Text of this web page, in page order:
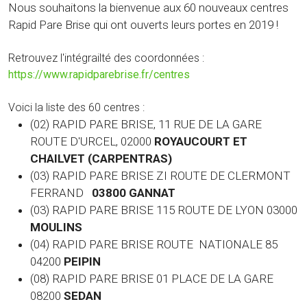
Nous souhaitons la bienvenue aux 60 nouveaux centres
Rapid Pare Brise qui ont ouverts leurs portes en 2019 !
Retrouvez l'intégrailté des coordonnées :
https://www.rapidparebrise.fr/centres
Voici la liste des 60 centres :
(02) RAPID PARE BRISE, 11 RUE DE LA GARE
ROUTE D'URCEL, 02000 ROYAUCOURT ET
CHAILVET (CARPENTRAS)
(03) RAPID PARE BRISE ZI ROUTE DE CLERMONT
FERRAND 03800 GANNAT
(03) RAPID PARE BRISE 115 ROUTE DE LYON 03000
MOULINS
(04) RAPID PARE BRISE ROUTE NATIONALE 85
04200 PEIPIN
(08) RAPID PARE BRISE 01 PLACE DE LA GARE
08200 SEDAN